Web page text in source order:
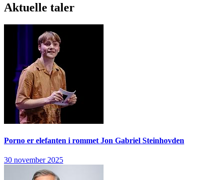
Aktuelle taler
Porno er elefanten i rommet Jon Gabriel Steinhovden
30 november 2025